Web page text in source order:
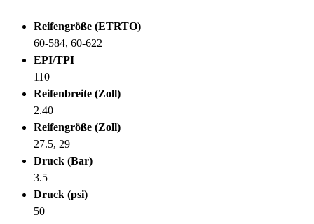
Reifengröße (ETRTO)
60-584, 60-622
EPI/TPI
110
Reifenbreite (Zoll)
2.40
Reifengröße (Zoll)
27.5, 29
Druck (Bar)
3.5
Druck (psi)
50